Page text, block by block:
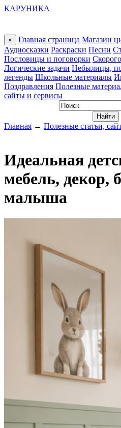
КАРУНИКА
× Главная страница Магазин
Аудиосказки Раскраски Песни
Пословицы и поговорки
Логические задачи Небылицы,
легенды Школьные материалы
Поздравления Полезные
сайты и сервисы
Главная → Полезные статьи,
Идеальная
мебель, декор,
малыша